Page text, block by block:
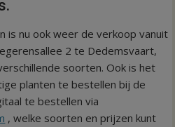
is nu ook weer de verkoop vanuit
2 te Dedemsvaart,
soorten. Ook is het
planten te bestellen bij de
te bestellen via
, welke soorten en prijzen kunt